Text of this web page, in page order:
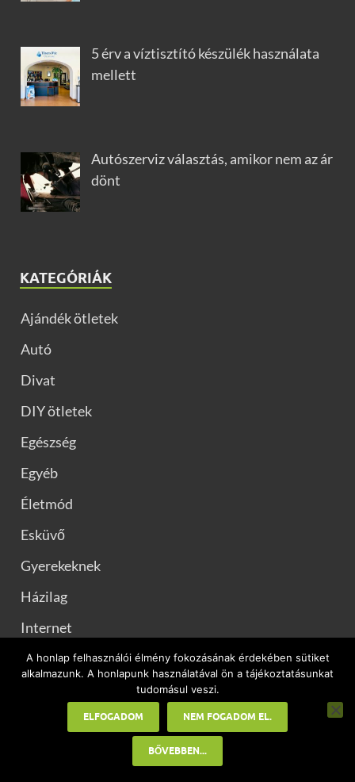
5 érv a víztisztító készülék használata
mellett
Autószerviz választás, amikor nem az ár
dönt
KATEGÓRIÁK
Ajándék ötletek
Autó
Divat
DIY ötletek
Egészség
Egyéb
Életmód
Esküvő
Gyerekeknek
Házilag
Internet
Iroda
Kézműves ötletek
A honlap felhasználói élmény fokozásának érdekében sütiket
alkalmazunk. A honlapunk használatával ön a tájékoztatásunkat
tudomásul veszi.
ELFOGADOM NEM FOGADOM EL.
BŐVEBBEN...